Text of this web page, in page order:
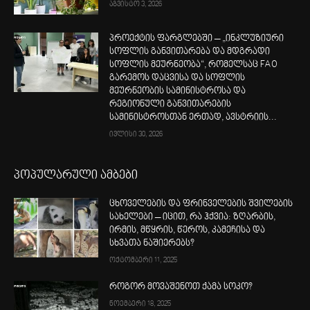
აგვისტო 3, 2026
პროექტის ფარგლებში – „ინკლუზიური
სოფლის განვითარება და მდგრადი
სოფლის მეურნეობა“, რომელსაც FAO
გარემოს დაცვისა და სოფლის
მეურნეობის სამინისტროსა და
რეგიონული განვითარების
სამინისტროსთან ერთად, ავსტრიის...
ივლისი 30, 2026
პოპულარული ამბები
ცხოველების და ფრინველების შვილების
სახელები – იცით, რა ჰქვია: ზღარბის,
ირმის, მწყრის, წეროს, კამეჩისა და
სხვათა ნაშიერებს?
ოქტომბერი 11, 2025
როგორ მოვაშენოთ ქამა სოკო?
ნოემბერი 18, 2025